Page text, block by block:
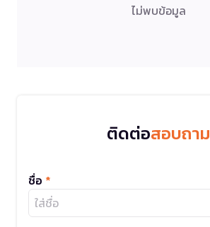
ไม่พบข้อมูล
ติดต่อสอบถาม
ชื่อ *